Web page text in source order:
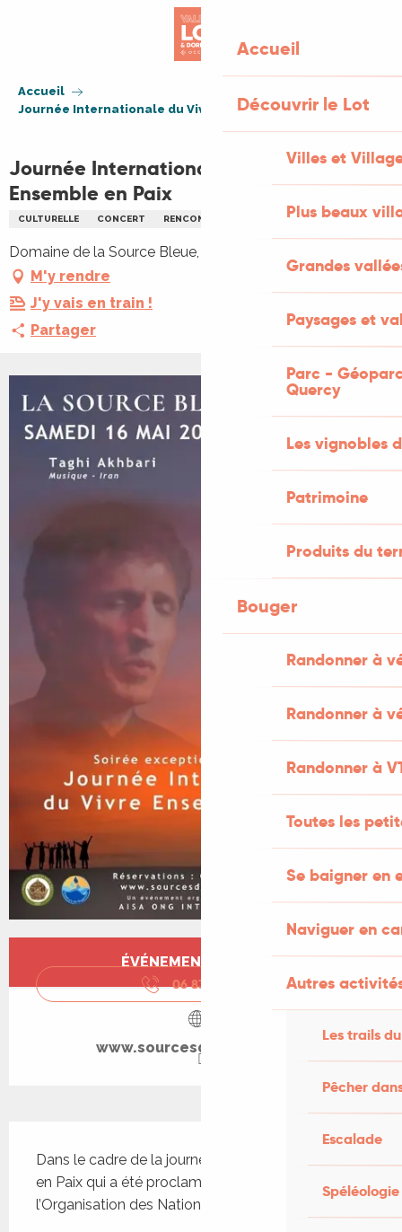
Accueil
Découvrir le Lot
Villes et
Plus beaux
Grandes
Paysages et
Parc -
Quercy
Les vignobles
Patrimoine
Produits du
Bouger
Randonner à
Randonner à
Randonner à
Toutes les
Se baigner en
Naviguer en
Autres
Les trails
Pêcher
Escalade
Spéléologie
Accueil
Journée Internationale du Vivre Ensemble en Paix
Journée Internationale du Vivre
Ensemble en Paix
CULTURELLE CONCERT RENCONTRES CONTES MUSIQUE
Domaine de la Source Bleue, La Tour, 46700 Touzac
M'y rendre
J'y vais en train !
Partager
Ouverture et coordonnées
ÉVÉNEMENT TERMINÉ
06 83 11 66
www.sourcesdesagesses.fr
Dans le cadre de la journée internationale du Vivre
en Paix qui a été proclamée en 2017 par
l’Organisation des Nations unies.